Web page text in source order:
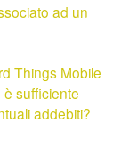
ad un
Things Mobile
sufficiente
addebiti?